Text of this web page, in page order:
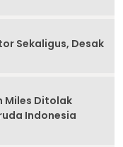
Sekaligus, Desak
Miles Ditolak
Indonesia